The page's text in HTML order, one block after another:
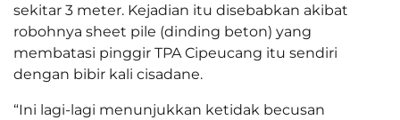
sekitar 3 meter. Kejadian itu disebabkan akibat
robohnya sheet pile (dinding beton) yang
membatasi pinggir TPA Cipeucang itu sendiri
dengan bibir kali cisadane.
“Ini lagi-lagi menunjukkan ketidak becusan